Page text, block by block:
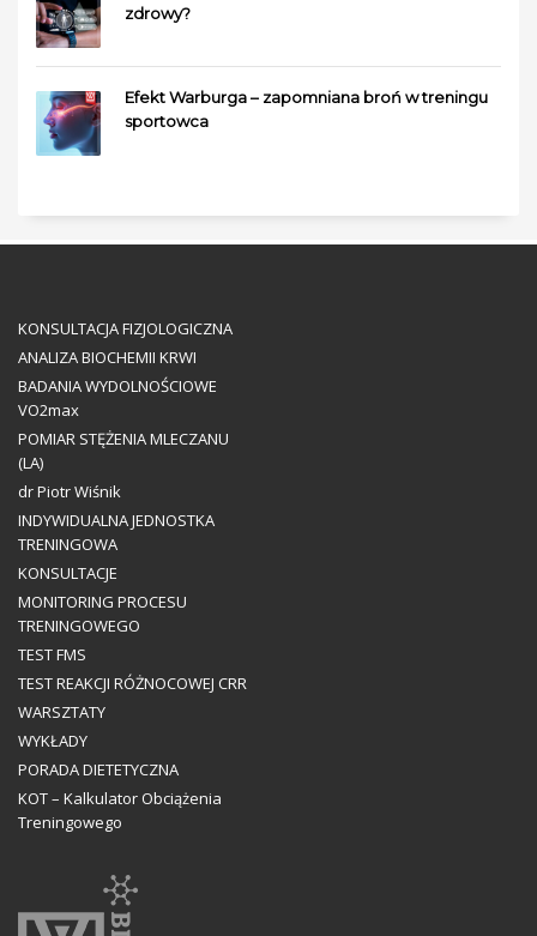
zdrowy?
Efekt Warburga – zapomniana broń w treningu
sportowca
KONSULTACJA FIZJOLOGICZNA
ANALIZA BIOCHEMII KRWI
BADANIA WYDOLNOŚCIOWE
VO2max
POMIAR STĘŻENIA MLECZANU
(LA)
dr Piotr Wiśnik
INDYWIDUALNA JEDNOSTKA
TRENINGOWA
KONSULTACJE
MONITORING PROCESU
TRENINGOWEGO
TEST FMS
TEST REAKCJI RÓŻNOCOWEJ CRR
WARSZTATY
WYKŁADY
PORADA DIETETYCZNA
KOT – Kalkulator Obciążenia
Treningowego